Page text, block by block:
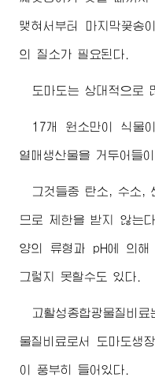
맺혀서부터 마지막꽃
의 질소가 필요된다.
도마도는 상대적으로
17개 원소만이 식물
열매생산물을 거두어들
그것들중 탄소, 수소,
므로 제한을 받지 않는
양의 류형과 pH에 의해
그렇지 못할수도 있다.
고활성종합광물질비
물질비료로서 도마도생
이 풍부히 들어있다.